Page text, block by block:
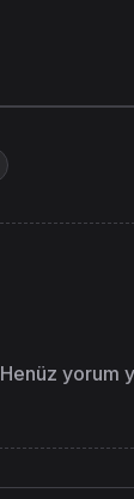
Henüz yorum